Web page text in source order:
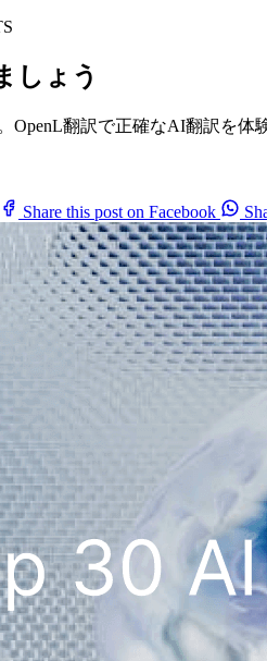
しょう
OpenL翻訳で正確なAI翻訳を体
Share this post on Facebook